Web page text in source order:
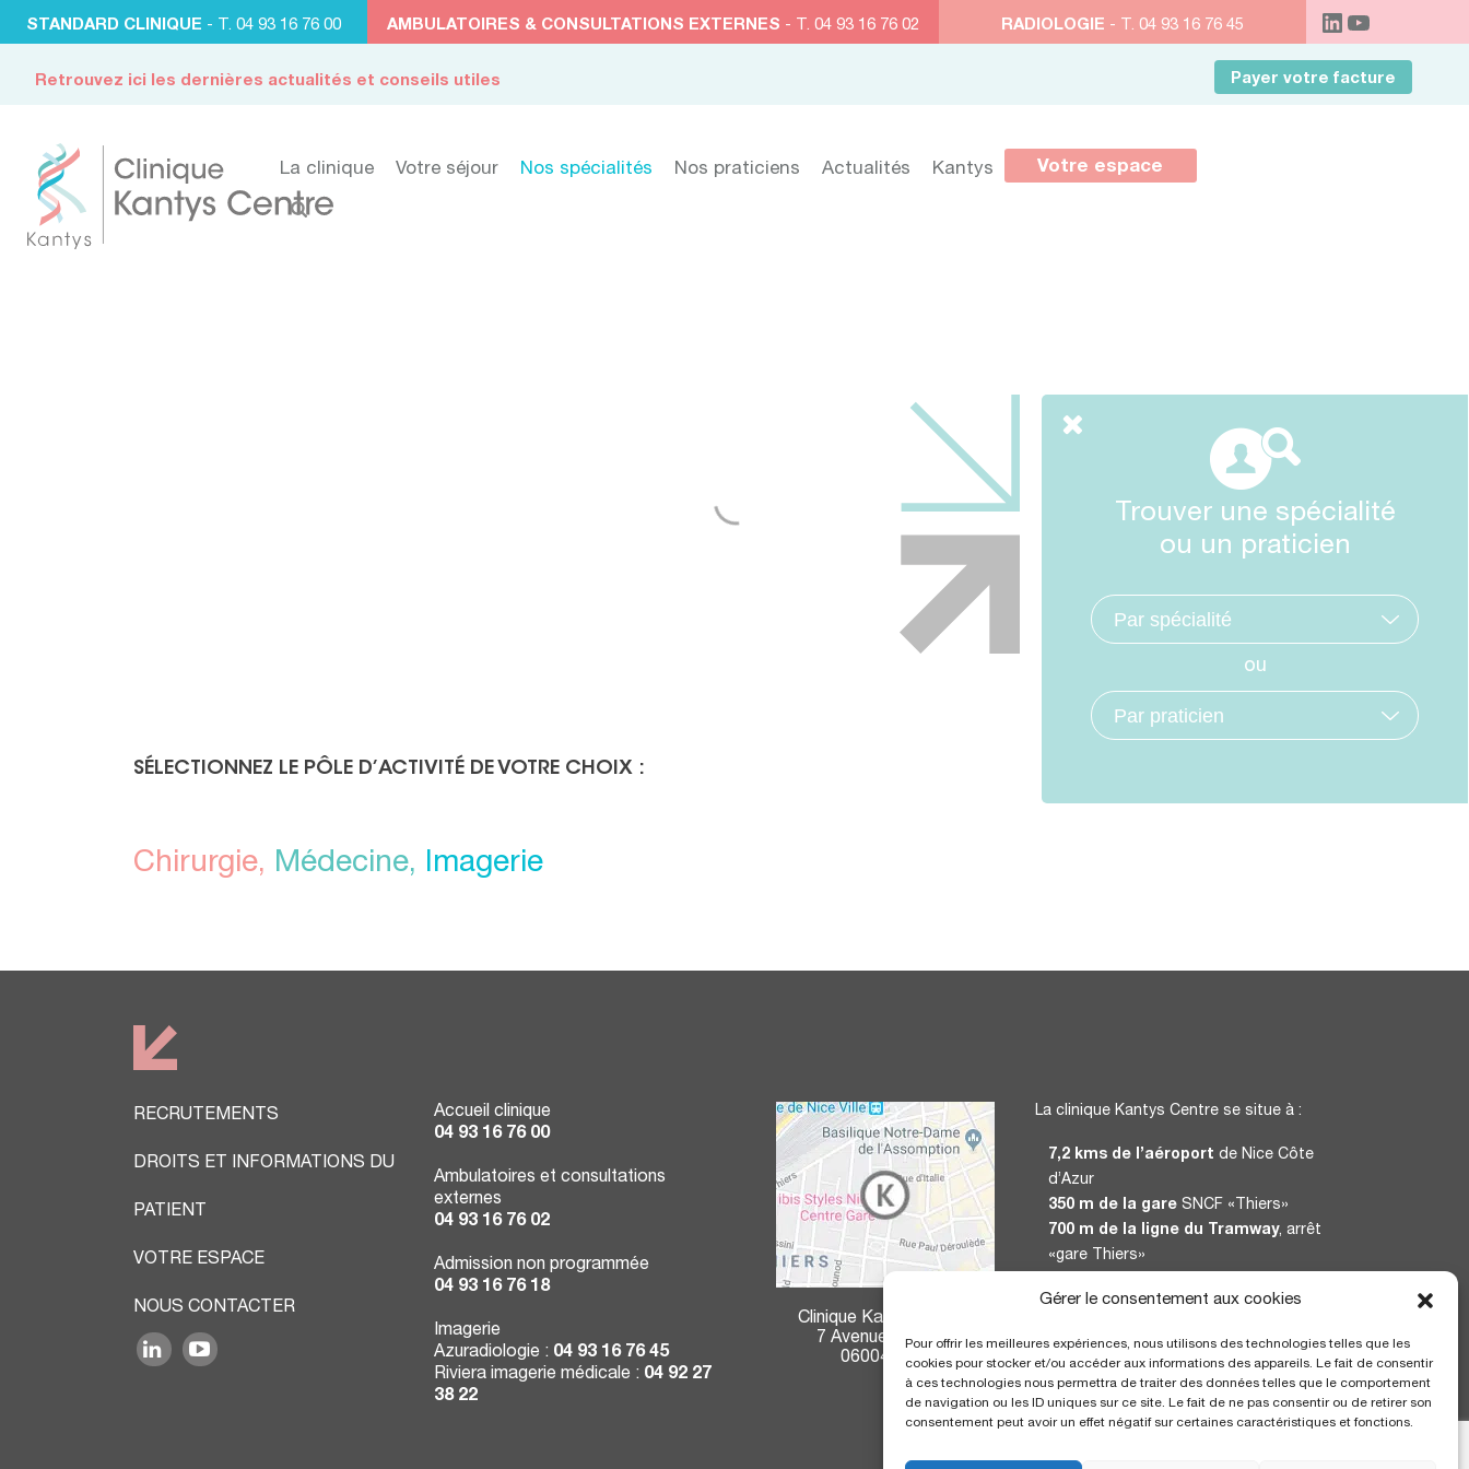
Gérer le consentement aux cookies
Pour offrir les meilleures expériences, nous utilisons des technologies telles que les
cookies pour stocker et/ou accéder aux informations des appareils. Le fait de consentir
à ces technologies nous permettra de traiter des données telles que le comportement
de navigation ou les ID uniques sur ce site. Le fait de ne pas consentir ou de retirer son
consentement peut avoir un effet négatif sur certaines caractéristiques et fonctions.
STANDARD CLINIQUE - T. 04 93 16 76 00 AMBULATOIRES & CONSULTATIONS EXTERNES - T. 04 93 16 76 02 RADIOLOGIE - T. 04 93 16 76 45
Retrouvez ici les dernières actualités et conseils utiles Payer votre facture
Trouver une spécialité
ou un praticien
ou
La clinique Votre séjour Nos spécialités Nos praticiens Actualités Kantys Votre espace
Nos spécialités
SÉLECTIONNEZ LE PÔLE D’ACTIVITÉ DE VOTRE CHOIX :
Chirurgie, Médecine, Imagerie
RECRUTEMENTS
DROITS ET INFORMATIONS DU
PATIENT
VOTRE ESPACE
NOUS CONTACTER
Accueil clinique
04 93 16 76 00
Ambulatoires et consultations
externes
04 93 16 76 02
Admission non programmée
04 93 16 76 18
Imagerie
Azuradiologie : 04 93 16 76 45
Riviera imagerie médicale : 04 92 27
38 22
Clinique Kantys Centre
7 Avenue Durante
06004 Nice
La clinique Kantys Centre se situe à :
7,2 kms de l’aéroport de Nice Côte
d’Azur
350 m de la gareSNCF «Thiers»
700 m de la ligne du Tramway, arrêt
«gare Thiers»
CERTIFICATION